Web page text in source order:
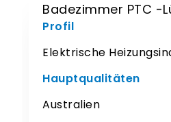
Badezimmer PTC -
Profil
Elektrische
Hauptqualitäten
Australien